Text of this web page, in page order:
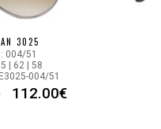
3025
004/51
| 62 | 58
004/51
112.00€